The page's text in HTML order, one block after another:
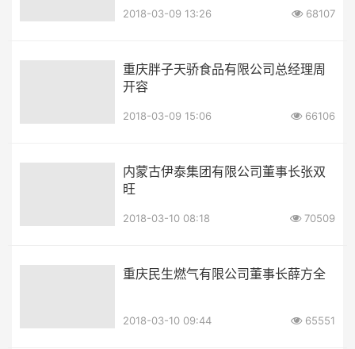
2018-03-09 13:26 68107
重庆胖子天骄食品有限公司总经理周
开容
2018-03-09 15:06 66106
内蒙古伊泰集团有限公司董事长张双
旺
2018-03-10 08:18 70509
重庆民生燃气有限公司董事长薛方全
2018-03-10 09:44 65551